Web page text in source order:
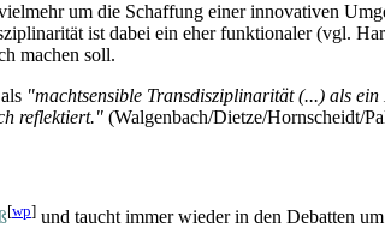
um die Schaffung einer innovativen
ist dabei ein eher funktionaler (vgl.
machen soll.
"machtsensible Trans­disziplinarität (...) als
reflektiert." (Walgenbach/Dietze/Hornscheidt/
[wp] und taucht immer wieder in den Debatten